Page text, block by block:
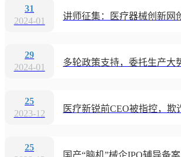
31
2024-01
29
2024-01
25
2023-12
25
国产“脑机”械企IPO辅导备案